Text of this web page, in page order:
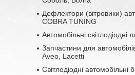
Дефлектори (вітровики)
COBRA TUNING
Автомобільні світлодіодні
Запчастини для
Aveo, Lacetti
Світлодіодні автомобільні